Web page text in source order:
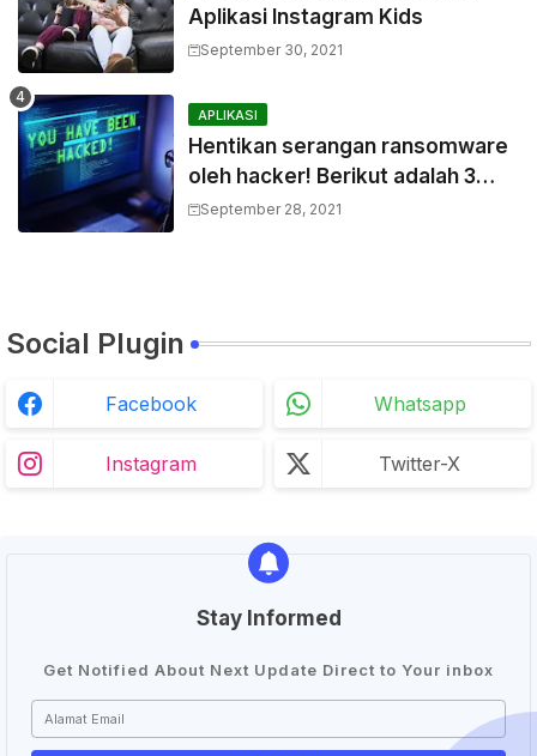
Aplikasi Instagram Kids
September 30, 2021
APLIKASI
Hentikan serangan ransomware
oleh hacker! Berikut adalah 3
cara melakukannya
September 28, 2021
Social Plugin
Facebook Whatsapp
Instagram Twitter-X
Stay Informed
Get Notified About Next Update Direct to Your inbox